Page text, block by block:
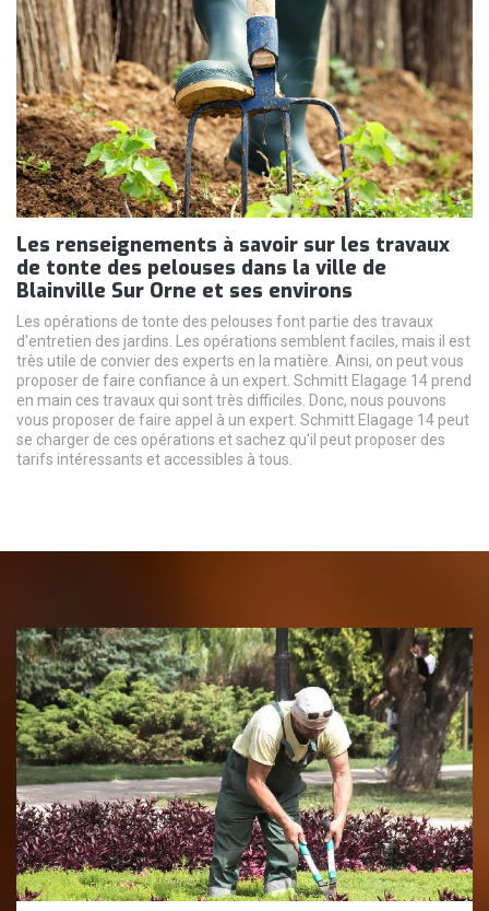
Les renseignements à savoir sur les travaux
de tonte des pelouses dans la ville de
Blainville Sur Orne et ses environs
Les opérations de tonte des pelouses font partie des travaux
d'entretien des jardins. Les opérations semblent faciles, mais il est
très utile de convier des experts en la matière. Ainsi, on peut vous
proposer de faire confiance à un expert. Schmitt Elagage 14 prend
en main ces travaux qui sont très difficiles. Donc, nous pouvons
vous proposer de faire appel à un expert. Schmitt Elagage 14 peut
se charger de ces opérations et sachez qu'il peut proposer des
tarifs intéressants et accessibles à tous.